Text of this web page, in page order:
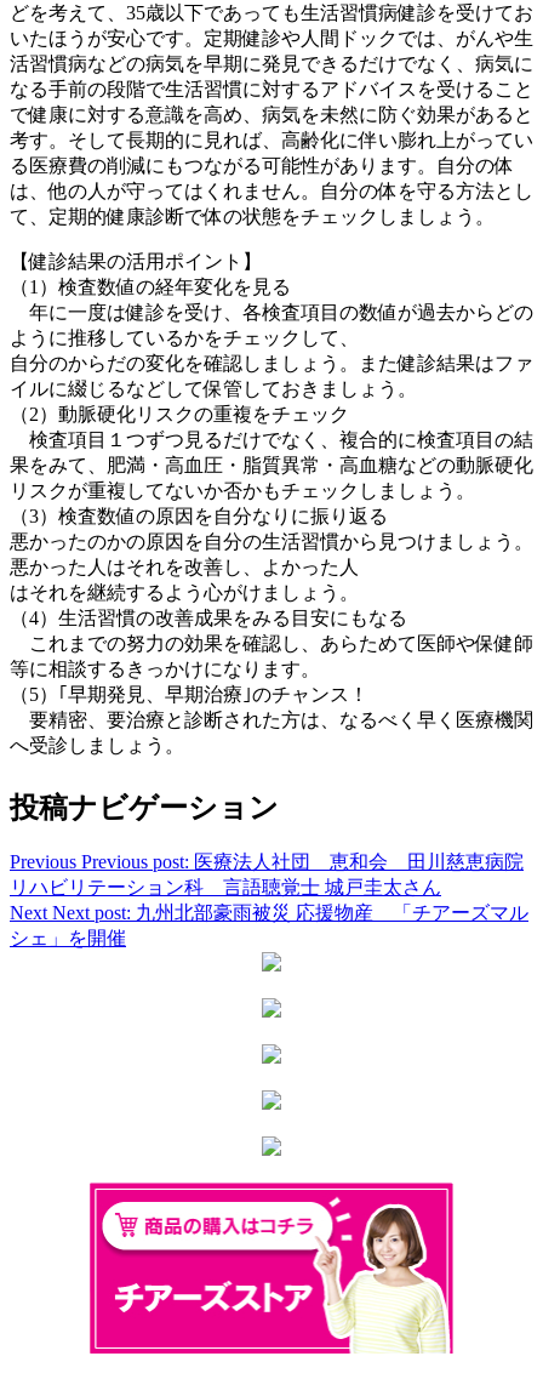
どを考えて、35歳以下であっても生活習慣病健診を受けてお
いたほうが安心です。定期健診や人間ドックでは、がんや生
活習慣病などの病気を早期に発見できるだけでなく、病気に
なる手前の段階で生活習慣に対するアドバイスを受けること
で健康に対する意識を高め、病気を未然に防ぐ効果があると
考す。そして長期的に見れば、高齢化に伴い膨れ上がってい
る医療費の削減にもつながる可能性があります。自分の体
は、他の人が守ってはくれません。自分の体を守る方法とし
て、定期的健康診断で体の状態をチェックしましょう。
【健診結果の活用ポイント】
（1）検査数値の経年変化を見る
年に一度は健診を受け、各検査項目の数値が過去からどの
ように推移しているかをチェックして、
自分のからだの変化を確認しましょう。また健診結果はファ
イルに綴じるなどして保管しておきましょう。
（2）動脈硬化リスクの重複をチェック
検査項目１つずつ見るだけでなく、複合的に検査項目の結
果をみて、肥満・高血圧・脂質異常・高血糖などの動脈硬化
リスクが重複してないか否かもチェックしましょう。
（3）検査数値の原因を自分なりに振り返る
悪かったのかの原因を自分の生活習慣から見つけましょう。
悪かった人はそれを改善し、よかった人
はそれを継続するよう心がけましょう。
（4）生活習慣の改善成果をみる目安にもなる
これまでの努力の効果を確認し、あらためて医師や保健師
等に相談するきっかけになります。
（5）｢早期発見、早期治療｣のチャンス！
要精密、要治療と診断された方は、なるべく早く医療機関
へ受診しましょう。
投稿ナビゲーション
Previous Previous post: 医療法人社団 恵和会 田川慈恵病院
リハビリテーション科 言語聴覚士 城戸圭太さん
Next Next post: 九州北部豪雨被災 応援物産 「チアーズマル
シェ」を開催